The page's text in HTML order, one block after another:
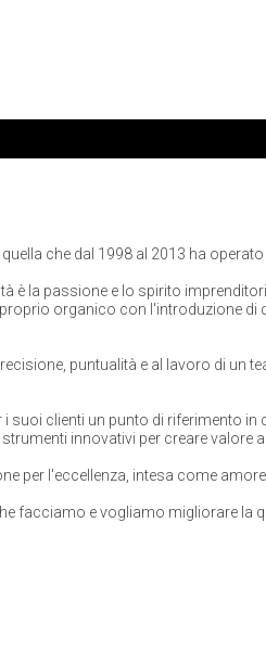
quella che dal 1998 al 2013 ha
è la passione e lo spirito
proprio organico con l'introduzione
puntualità e al lavoro di un
i suoi clienti un punto di riferimento
innovativi per creare valore
per l'eccellenza, intesa come
facciamo e vogliamo migliorare la